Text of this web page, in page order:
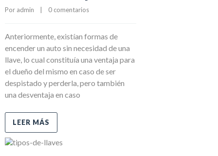
Por admin 0 comentarios
Anteriormente, existían formas de
encender un auto sin necesidad de una
llave, lo cual constituía una ventaja para
el dueño del mismo en caso de ser
despistado y perderla, pero también
una desventaja en caso
LEER MÁS